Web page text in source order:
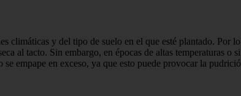
climáticas y del tipo de suelo en el que esté plantado. Por
al tacto. Sin embargo, en épocas de altas temperaturas o
empape en exceso, ya que esto puede provocar la